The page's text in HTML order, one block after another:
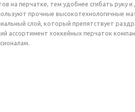
на перчатке, тем удобнее сгибать руку и
прочные высокотехнологичные
слой, который препятствует
ассортимент хоккейных перчаток